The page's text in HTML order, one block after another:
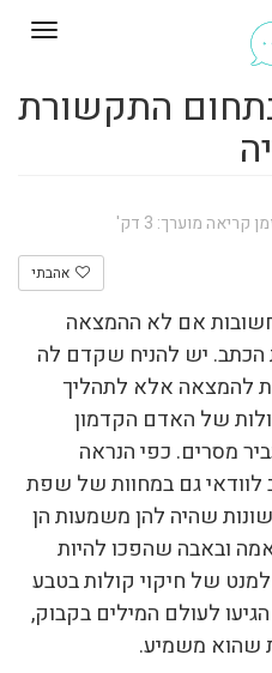
התקשורת
קריאה מוערך: 3 דק'
אהבתי
אם לא ההמצאה
הכתב. יש להניח שקדם לה
להמצאה אלא לתהליך
של האדם הקדמון
מסרים. כפי הנראה
לוודאי גם במחוות של שפת
שהיה להן משמעות הן
ובאבה שהפכו להיות
של חיקוי קולות בטבע
לעולם המילים בקבוק,
שהוא משמיע.